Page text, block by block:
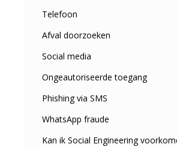
Telefoon
Afval doorzoeken
Social media
Ongeautoriseerde toegang
Phishing via SMS
WhatsApp fraude
Kan ik Social Engineering